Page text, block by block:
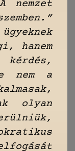
nemzet
hanem
nem a
olyan